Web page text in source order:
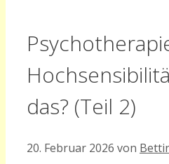
das? (Teil 2)
20. Februar 2026 von